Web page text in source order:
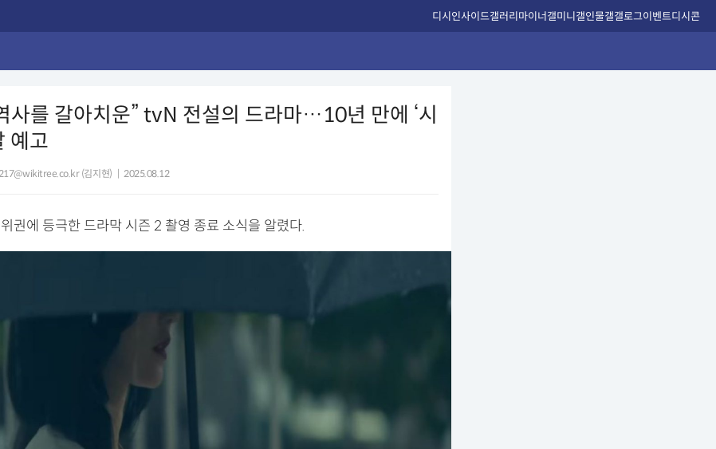
디시인사이드갤러리마이너갤미니갤인물갤갤로그이벤트디시콘
사를 갈아치운” tvN 전설의 드라마…10년 만에 ‘시
예고
(김지현) 2025.08.12
권에 등극한 드라막 시즌 2 촬영 종료 소식을 알렸다.